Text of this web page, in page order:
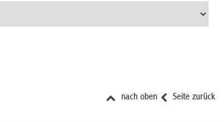
Seite zurück
nach oben